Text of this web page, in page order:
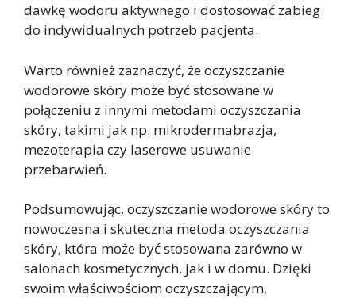
dawkę wodoru aktywnego i dostosować zabieg
do indywidualnych potrzeb pacjenta.
Warto również zaznaczyć, że oczyszczanie
wodorowe skóry może być stosowane w
połączeniu z innymi metodami oczyszczania
skóry, takimi jak np. mikrodermabrazja,
mezoterapia czy laserowe usuwanie
przebarwień.
Podsumowując, oczyszczanie wodorowe skóry to
nowoczesna i skuteczna metoda oczyszczania
skóry, która może być stosowana zarówno w
salonach kosmetycznych, jak i w domu. Dzięki
swoim właściwościom oczyszczającym,